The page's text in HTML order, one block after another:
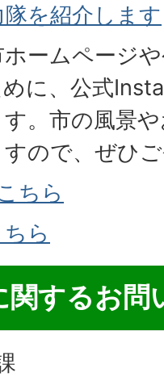
を紹介します
ームページ
に、公式
。市の風景
ので、ぜひ
ちら
ら
関するお問